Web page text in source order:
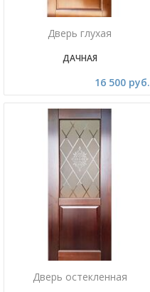
Дверь глухая
ДАЧНАЯ
16 500 руб.
Дверь остекленная